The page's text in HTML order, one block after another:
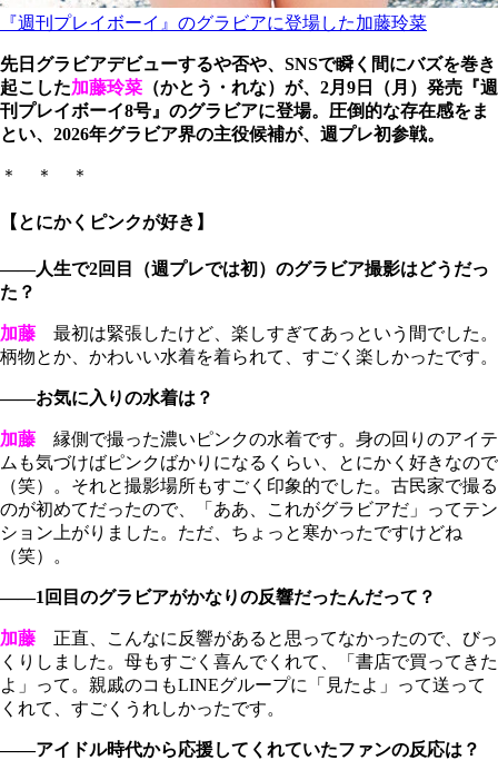
『週刊プレイボーイ』のグラビアに登場した加藤玲菜
先日グラビアデビューするや否や、SNSで瞬く間にバズを巻き
起こした加藤玲菜 （かとう・れな）が、2月9日（月）発売『週
刊プレイボーイ8号』のグラビアに登場。圧倒的な存在感をま
とい、2026年グラビア界の主役候補が、週プレ初参戦。
＊ ＊ ＊
【とにかくピンクが好き】
――人生で2回目（週プレでは初）のグラビア撮影はどうだっ
た？
加藤 最初は緊張したけど、楽しすぎてあっという間でした。
柄物とか、かわいい水着を着られて、すごく楽しかったです。
――お気に入りの水着は？
加藤 縁側で撮った濃いピンクの水着です。身の回りのアイテ
ムも気づけばピンクばかりになるくらい、とにかく好きなので
（笑）。それと撮影場所もすごく印象的でした。古民家で撮る
のが初めてだったので、「ああ、これがグラビアだ」ってテン
ション上がりました。ただ、ちょっと寒かったですけどね
（笑）。
――1回目のグラビアがかなりの反響だったんだって？
加藤 正直、こんなに反響があると思ってなかったので、びっ
くりしました。母もすごく喜んでくれて、「書店で買ってきた
よ」って。親戚のコもLINEグループに「見たよ」って送って
くれて、すごくうれしかったです。
――アイドル時代から応援してくれていたファンの反応は？